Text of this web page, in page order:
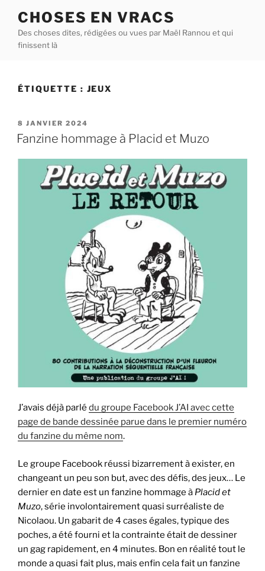
contenu
principal
CHOSES EN VRACS
Des choses dites, rédigées ou vues par Maël Rannou et qui
finissent là
ÉTIQUETTE : JEUX
PUBLIÉ
LE
8 JANVIER 2024
Fanzine hommage à Placid et Muzo
J’avais déjà parlé du groupe Facebook J’AI avec cette
page de bande dessinée parue dans le premier numéro
du fanzine du même nom.
Le groupe Facebook réussi bizarrement à exister, en
changeant un peu son but, avec des défis, des jeux… Le
dernier en date est un fanzine hommage à Placid et
Muzo, série involontairement quasi surréaliste de
Nicolaou. Un gabarit de 4 cases égales, typique des
poches, a été fourni et la contrainte était de dessiner
un gag rapidement, en 4 minutes. Bon en réalité tout le
monde a quasi fait plus, mais enfin cela fait un fanzine